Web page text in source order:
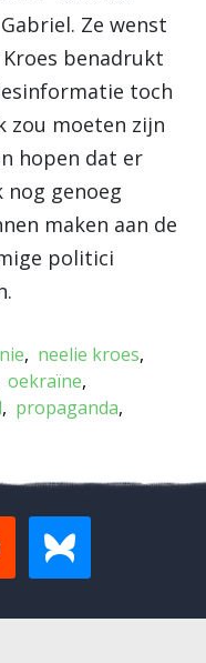
Ze wenst
benadrukt
toch
zou moeten zijn
hopen dat er
genoeg
maken aan de
politici
neelie kroes
oekraïne
propaganda